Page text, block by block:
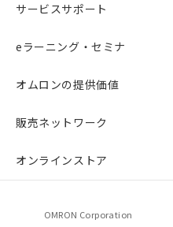
サービスサポート
eラーニング・セミナ
オムロンの提供価値
販売ネットワーク
オンラインストア
OMRON Corporation